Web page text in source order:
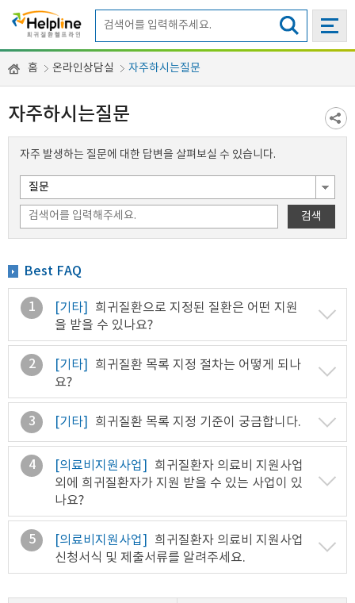
홈 온라인상담실 자주하시는질문
자주하시는질문
자주 발생하는 질문에 대한 답변을 살펴보실 수 있습니다.
검색
Best FAQ
1 [기타]
희귀질환으로 지정된 질환은 어떤 지원
을 받을 수 있나요?
2 [기타]
희귀질환 목록 지정 절차는 어떻게 되나
요?
3 [기타] 희귀질환 목록 지정 기준이 궁금합니다.
4 [의료비지원사업]
희귀질환자 의료비 지원사업
외에 희귀질환자가 지원 받을 수 있는 사업이 있
나요?
5 [의료비지원사업]
희귀질환자 의료비 지원사업
신청서식 및 제출서류를 알려주세요.